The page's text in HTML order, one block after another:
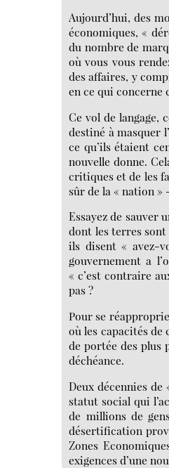
Aujourd’hui, des
économiques, «
du nombre de
où vous vous
des affaires, y
en ce qui concerne
Ce vol de langage,
destiné à masquer
ce qu’ils étaient
nouvelle donne.
critiques et de les
sûr de la « nation »
Essayez de sauver
dont les terres sont
ils disent « avez-
gouvernement a
« c’est contraire
pas ?
Pour se
où les capacités
de portée des plus
déchéance.
Deux décennies
statut social qui
de millions de
désertification
Zones
exigences d’une